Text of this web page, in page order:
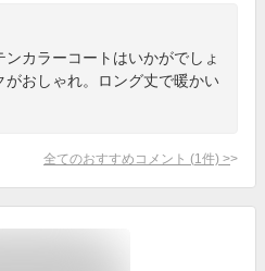
カラーコートはいかがでしょ
がおしゃれ。ロング丈で暖かい
全てのおすすめコメント (1 件) >